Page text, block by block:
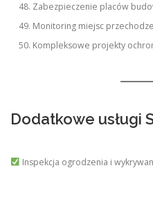
Zabezpieczenie placów
Monitoring miejsc
Kompleksowe projekty
Dodatkowe usługi
Inspekcja ogrodzenia i